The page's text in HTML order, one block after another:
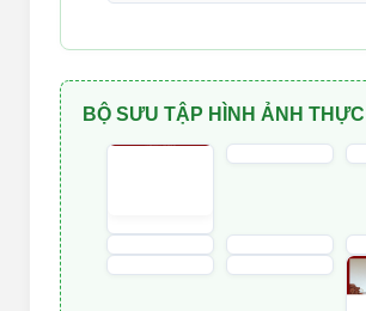
BỘ SƯU TẬP HÌNH ẢNH